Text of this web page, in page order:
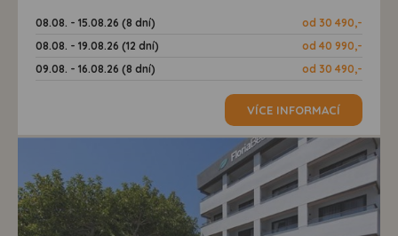
08.08. - 15.08.26 (8 dní)
od 30 490,-
08.08. - 19.08.26 (12 dní)
od 40 990,-
09.08. - 16.08.26 (8 dní)
od 30 490,-
VÍCE INFORMACÍ